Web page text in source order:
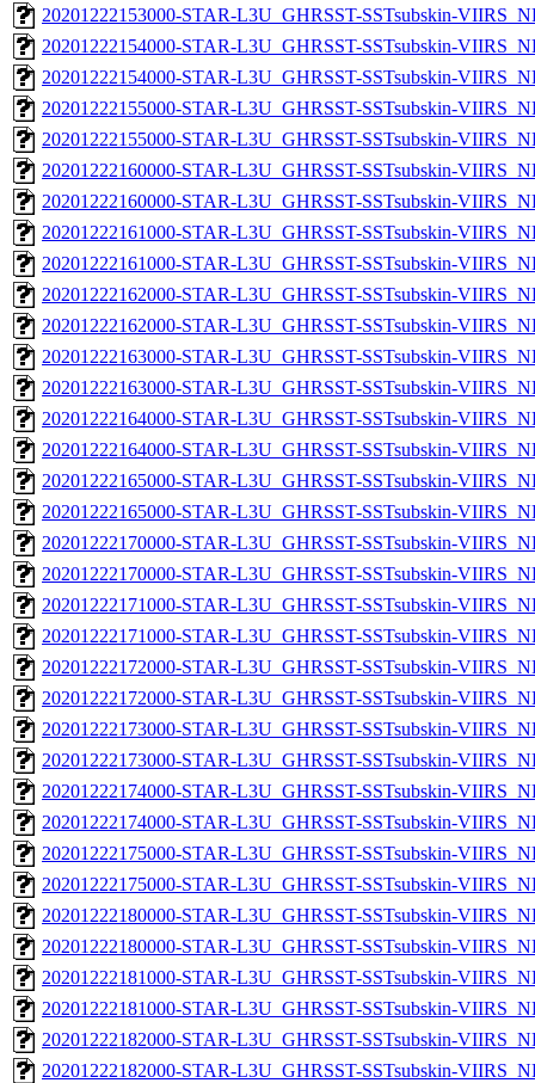
20201222153000-STAR-L3U_GHRSST-SSTsubskin-
20201222154000-STAR-L3U_GHRSST-SSTsubskin-
20201222154000-STAR-L3U_GHRSST-SSTsubskin-
20201222155000-STAR-L3U_GHRSST-SSTsubskin-
20201222155000-STAR-L3U_GHRSST-SSTsubskin-
20201222160000-STAR-L3U_GHRSST-SSTsubskin-
20201222160000-STAR-L3U_GHRSST-SSTsubskin-
20201222161000-STAR-L3U_GHRSST-SSTsubskin-
20201222161000-STAR-L3U_GHRSST-SSTsubskin-
20201222162000-STAR-L3U_GHRSST-SSTsubskin-
20201222162000-STAR-L3U_GHRSST-SSTsubskin-
20201222163000-STAR-L3U_GHRSST-SSTsubskin-
20201222163000-STAR-L3U_GHRSST-SSTsubskin-
20201222164000-STAR-L3U_GHRSST-SSTsubskin-
20201222164000-STAR-L3U_GHRSST-SSTsubskin-
20201222165000-STAR-L3U_GHRSST-SSTsubskin-
20201222165000-STAR-L3U_GHRSST-SSTsubskin-
20201222170000-STAR-L3U_GHRSST-SSTsubskin-
20201222170000-STAR-L3U_GHRSST-SSTsubskin-
20201222171000-STAR-L3U_GHRSST-SSTsubskin-
20201222171000-STAR-L3U_GHRSST-SSTsubskin-
20201222172000-STAR-L3U_GHRSST-SSTsubskin-
20201222172000-STAR-L3U_GHRSST-SSTsubskin-
20201222173000-STAR-L3U_GHRSST-SSTsubskin-
20201222173000-STAR-L3U_GHRSST-SSTsubskin-
20201222174000-STAR-L3U_GHRSST-SSTsubskin-
20201222174000-STAR-L3U_GHRSST-SSTsubskin-
20201222175000-STAR-L3U_GHRSST-SSTsubskin-
20201222175000-STAR-L3U_GHRSST-SSTsubskin-
20201222180000-STAR-L3U_GHRSST-SSTsubskin-
20201222180000-STAR-L3U_GHRSST-SSTsubskin-
20201222181000-STAR-L3U_GHRSST-SSTsubskin-
20201222181000-STAR-L3U_GHRSST-SSTsubskin-
20201222182000-STAR-L3U_GHRSST-SSTsubskin-
20201222182000-STAR-L3U_GHRSST-SSTsubskin-